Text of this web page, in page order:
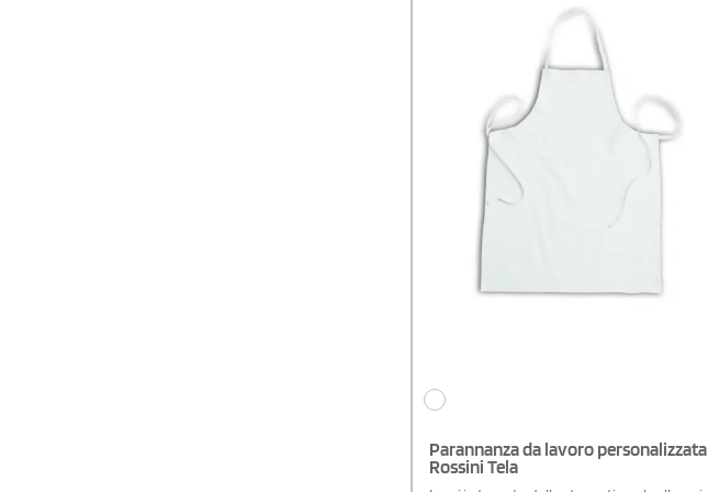
Parannanza da lavoro personalizzata
Rossini Tela